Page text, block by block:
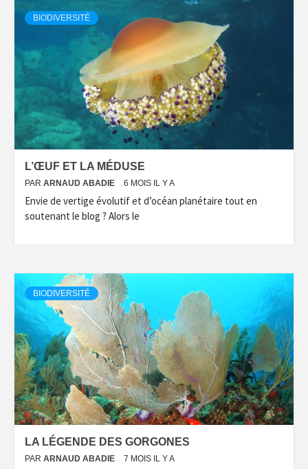
BIODIVERSITÉ
L’ŒUF ET LA MÉDUSE
PAR ARNAUD ABADIE 6 MOIS IL Y A
Envie de vertige évolutif et d’océan planétaire tout en
soutenant le blog ? Alors le
BIODIVERSITÉ
LA LÉGENDE DES GORGONES
PAR ARNAUD ABADIE 7 MOIS IL Y A